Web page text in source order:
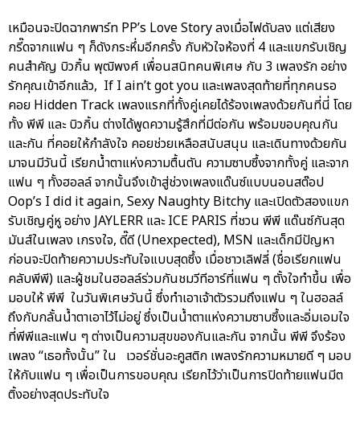
เหมือนจะปิดฉากพาร์ท PP’s Love Story ลงเมื่อไฟดับลง แต่เสียง
กรี๊ดจากแฟน ๆ ก็ดังกระหึ่มอีกครั้ง กับหัวใจห้องที่ 4 และแขกรับเชิญ
คนสำคัญ บิวกิ้น พุฒิพงศ์ เพื่อนสนิทคนพิเศษ กับ 3 เพลงรัก อย่าง
รักคุณเข้าอีกแล้ว, If I ain’t got you และเพลงสุดท้ายที่ทุกคนรอ
คอย Hidden Track เพลงแรกที่ทั้งคู่เคยได้ร้องเพลงด้วยกันที่นี่ โดย
ทั้ง พีพี และ บิวกิ้น ต่างได้พูดความรู้สึกที่มีต่อกัน พร้อมขอบคุณกัน
และกัน ที่คอยให้กำลังใจ คอยช่วยเหลือสนับสนุน และเดินทางด้วยกัน
มาจนมีวันนี้ เรียกน้ำตาแห่งความตื้นตัน ความซาบซึ้งจากทั้งคู่ และจาก
แฟน ๆ ทั้งฮอลล์ จากนั้นจึงเข้าสู่ช่วงเพลงแด๊นซ์แบบนอนสต๊อป
Oop’s I did it again, Sexy Naughty Bitchy และเปิดตัวสองแขก
รับเชิญคู่หู อย่าง JAYLERR และ ICE PARIS ที่ชวน พีพี แด๊นซ์กันสุด
มันส์ในเพลง เกรงใจ, ดี๊ดี (Unexpected), MSN และเด็กมีปัญหา
ก่อนจะปิดท้ายความประทับใจแบบสุดซึ้ง เมื่อชาวเลิฟลี่ (ชื่อเรียกแฟน
คลับพีพี) และผู้ชมในฮอลล์ร่วมกันชมวีทีอาร์ที่แฟน ๆ ตั้งใจทำขึ้น เพื่อ
มอบให้ พีพี ในวันพิเศษวันนี้ ซึ่งทำเอาเจ้าตัวรวมถึงแฟน ๆ ในฮอลล์
ถึงกับกลั้นน้ำตาเอาไว้ไม่อยู่ ซึ่งเป็นน้ำตาแห่งความซาบซึ้งและอิ่มเอมใจ
ที่พีพีและแฟน ๆ ต่างเป็นความสุขของกันและกัน จากนั้น พีพี จึงร้อง
เพลง “เธอทั้งนั้น” ใน เวอร์ชั่นอะคูสติก เพลงรักความหมายดี ๆ มอบ
ให้กับแฟน ๆ เพื่อเป็นการขอบคุณ เรียกไว้ว่าเป็นการปิดท้ายแฟนมีต
ติ้งอย่างสุดประทับใจ